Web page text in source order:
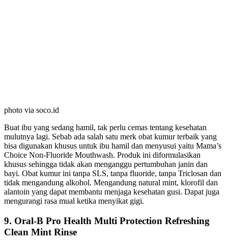
photo via soco.id
Buat ibu yang sedang hamil, tak perlu cemas tentang kesehatan
mulutnya lagi. Sebab ada salah satu merk obat kumur terbaik yang
bisa digunakan khusus untuk ibu hamil dan menyusui yaitu Mama’s
Choice Non-Fluoride Mouthwash. Produk ini diformulasikan
khusus sehingga tidak akan menganggu pertumbuhan janin dan
bayi. Obat kumur ini tanpa SLS, tanpa fluoride, tanpa Triclosan dan
tidak mengandung alkohol. Mengandung natural mint, klorofil dan
alantoin yang dapat membantu menjaga kesehatan gusi. Dapat juga
mengurangi rasa mual ketika menyikat gigi.
9. Oral-B Pro Health Multi Protection Refreshing
Clean Mint Rinse